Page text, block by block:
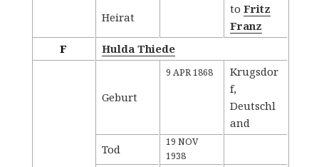
Heirat
to Fritz
Franz
F
Hulda Thiede
Geburt
9 APR 1868
Krugsdor
f,
Deutschl
and
Tod
19 NOV
1938